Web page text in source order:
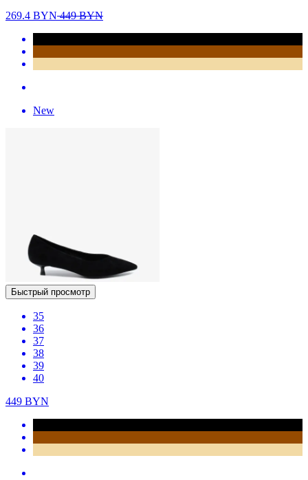
269.4 BYN449BYN
New
Быстрый просмотр
35
36
37
38
39
40
449 BYN